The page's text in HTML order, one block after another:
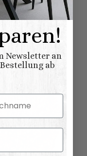
Newsletter an
ab